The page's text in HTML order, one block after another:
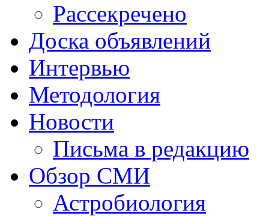
Рассекречено
Доска объявлений
Интервью
Методология
Новости
Письма в редакцию
Обзор СМИ
Астробиология